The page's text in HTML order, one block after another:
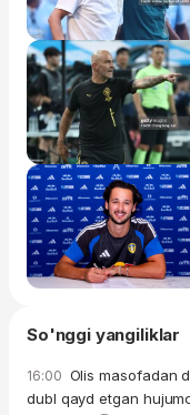
So'nggi yangiliklar
16:00 Olis masofadan
dubl qayd etgan